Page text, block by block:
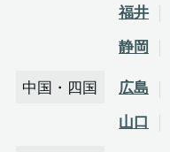
福井
静岡
中国・四国 広島
山口